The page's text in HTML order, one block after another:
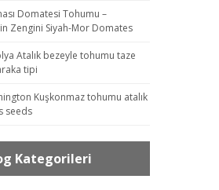
Domatesi Tohumu –
Zengini Siyah-Mor Domates
Atalık bezeyle tohumu taze
tipi
Kuşkonmaz tohumu atalık
seeds
Kategorileri